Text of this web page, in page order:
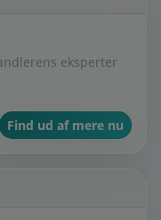
eksperter
Find ud af mere nu